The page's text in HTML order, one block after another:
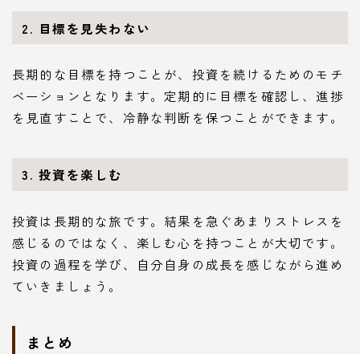
2. 目標を見失わない
長期的な目標を持つことが、投資を続けるためのモチ
ベーションとなります。定期的に目標を確認し、進捗
を見直すことで、冷静な判断を保つことができます。
3. 投資を楽しむ
投資は長期的な旅です。結果を急ぐあまりストレスを
感じるのではなく、楽しむ心を持つことが大切です。
投資の過程を学び、自分自身の成長を感じながら進め
ていきましょう。
まとめ